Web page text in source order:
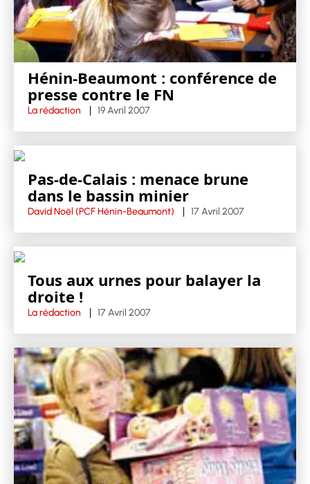
Hénin-Beaumont : conférence de
presse contre le FN
La rédaction 19 Avril 2007
Pas-de-Calais : menace brune
dans le bassin minier
David Noël (PCF Hénin-Beaumont) 17 Avril 2007
Tous aux urnes pour balayer la
droite !
La rédaction 17 Avril 2007